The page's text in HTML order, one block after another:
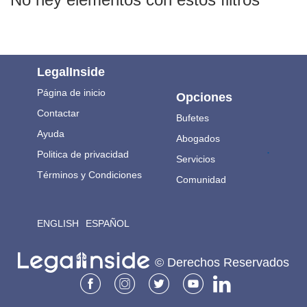
LegalInside
Página de inicio
Contactar
Ayuda
Politica de privacidad
Términos y Condiciones
ENGLISH ESPAÑOL
Opciones
Bufetes
Abogados
Servicios
Comunidad
.
© Derechos Reservados